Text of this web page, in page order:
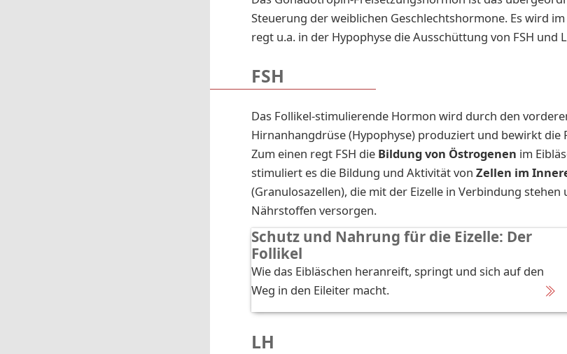
Steuerung der weiblichen Geschlechtshormone. Es wird
regt u.a. in der Hypophyse die Ausschüttung von FSH und
FSH
Das Follikel-stimulierende Hormon wird durch den
Hirnanhangdrüse (Hypophyse) produziert und bewirkt die
Zum einen regt FSH die Bildung von Östrogenen im
stimuliert es die Bildung und Aktivität von Zellen im
(Granulosazellen), die mit der Eizelle in Verbindung stehen
Nährstoffen versorgen.
Schutz und Nah­rung für die Ei­zel­le: Der
Fol­li­kel
Wie das Eibläschen heranreift, springt und sich auf den
Weg in den Eileiter macht.
LH